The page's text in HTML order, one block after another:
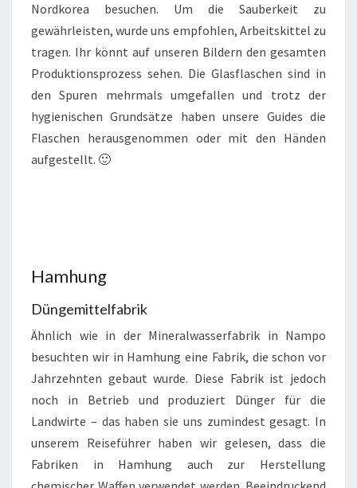
Nordkorea besuchen. Um die Sauberkeit zu
gewährleisten, wurde uns empfohlen, Arbeitskittel zu
tragen. Ihr könnt auf unseren Bildern den gesamten
Produktionsprozess sehen. Die Glasflaschen sind in
den Spuren mehrmals umgefallen und trotz der
hygienischen Grundsätze haben unsere Guides die
Flaschen herausgenommen oder mit den Händen
aufgestellt. 🙂
Hamhung
Düngemittelfabrik
Ähnlich wie in der Mineralwasserfabrik in Nampo
besuchten wir in Hamhung eine Fabrik, die schon vor
Jahrzehnten gebaut wurde. Diese Fabrik ist jedoch
noch in Betrieb und produziert Dünger für die
Landwirte – das haben sie uns zumindest gesagt. In
unserem Reiseführer haben wir gelesen, dass die
Fabriken in Hamhung auch zur Herstellung